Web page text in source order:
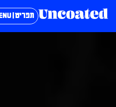
תפריט | MENU